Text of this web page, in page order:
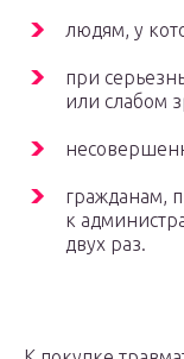
людям, у
при
или слабом
гражданам,
к
двух раз.